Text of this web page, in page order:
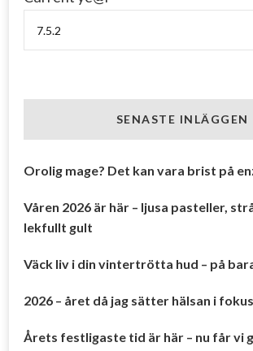
SENASTE INLÄGGEN
Orolig mage? Det kan vara brist på
Våren 2026 är här – ljusa pasteller,
lekfullt gult
Väck liv i din vintertrötta hud – på
2026 – året då jag sätter hälsan i fokus
Årets festligaste tid är här – nu får vi